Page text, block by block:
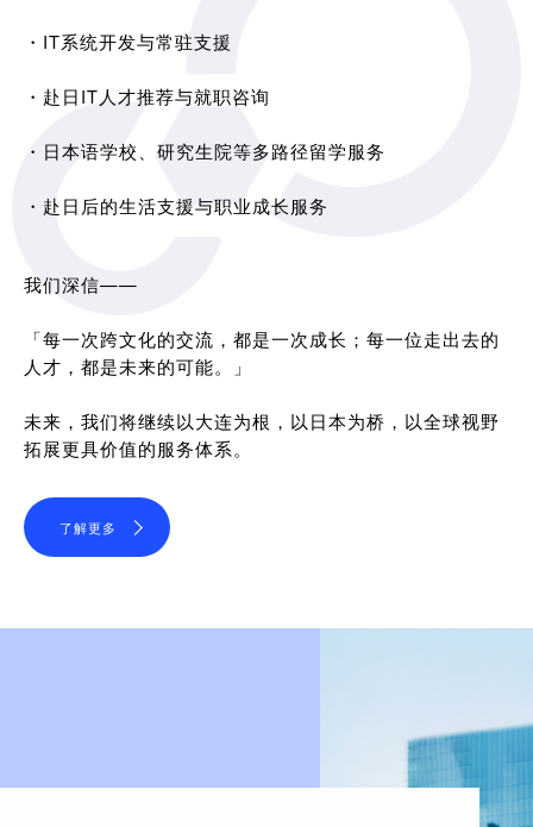
・IT系统开发与常驻支援
・赴日IT人才推荐与就职咨询
・日本语学校、研究生院等多路径留学服务
・赴日后的生活支援与职业成长服务
我们深信——
「每一次跨文化的交流，都是一次成长；每一位走出去的
人才，都是未来的可能。」
未来，我们将继续以大连为根，以日本为桥，以全球视野
拓展更具价值的服务体系。
了解更多